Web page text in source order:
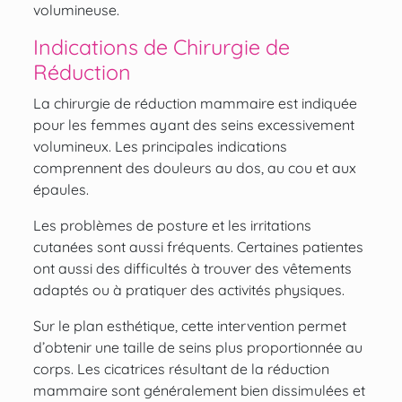
volumineuse.
Indications de Chirurgie de
Réduction
La chirurgie de réduction mammaire est indiquée
pour les femmes ayant des seins excessivement
volumineux. Les principales indications
comprennent des douleurs au dos, au cou et aux
épaules.
Les problèmes de posture et les irritations
cutanées sont aussi fréquents. Certaines patientes
ont aussi des difficultés à trouver des vêtements
adaptés ou à pratiquer des activités physiques.
Sur le plan esthétique, cette intervention permet
d’obtenir une taille de seins plus proportionnée au
corps. Les cicatrices résultant de la réduction
mammaire sont généralement bien dissimulées et